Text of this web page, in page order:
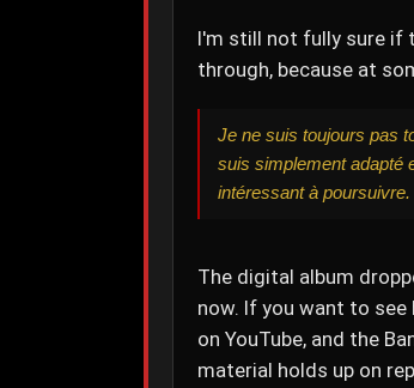
I'm still not fully sure if
through, because at
Je ne suis toujours pas
suis simplement adapté
intéressant à poursuivre.
The digital album
now. If you want to
on YouTube, and the
material holds up on